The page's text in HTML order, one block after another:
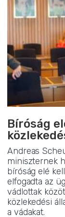
Bíróság
Andreas
miniszternek
bíróság elé
elfogadta az
vádlottak
közlekedési
a vádakat.